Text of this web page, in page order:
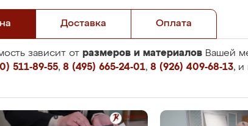
Доставка Оплата
зависит от размеров и материалов Вашей
511-89-55, 8 (495) 665-24-01, 8 (926) 409-68-13, и